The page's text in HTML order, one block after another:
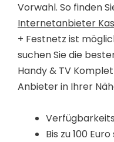
Vorwahl. So finden
Internetanbieter
+ Festnetz ist
suchen Sie die
Handy & TV
Anbieter in Ihrer
Bis zu 100